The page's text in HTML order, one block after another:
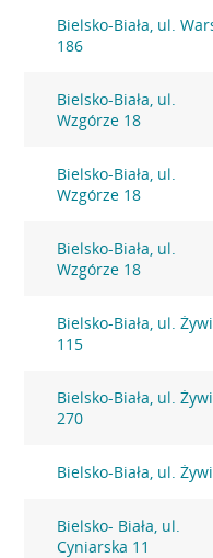
Bielsko-Biała, ul.
186
Bielsko-Biała, ul.
Wzgórze 18
Bielsko-Biała, ul.
Wzgórze 18
Bielsko-Biała, ul.
Wzgórze 18
Bielsko-Biała, ul.
115
Bielsko-Biała, ul.
270
Bielsko-Biała, ul.
Bielsko- Biała, ul.
Cyniarska 11